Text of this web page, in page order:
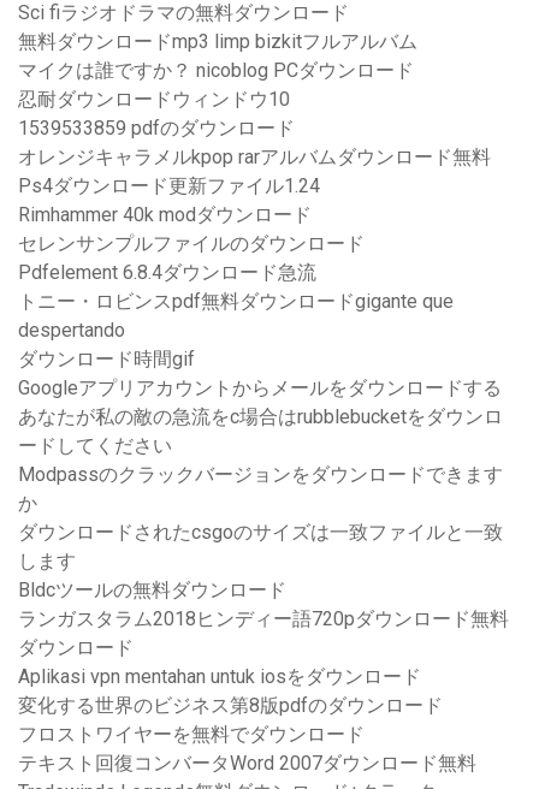
Sci fiラジオドラマの無料ダウンロード
無料ダウンロードmp3 limp bizkitフルアルバム
マイクは誰ですか？ nicoblog PCダウンロード
忍耐ダウンロードウィンドウ10
1539533859 pdfのダウンロード
オレンジキャラメルkpop rarアルバムダウンロード無料
Ps4ダウンロード更新ファイル1.24
Rimhammer 40k modダウンロード
セレンサンプルファイルのダウンロード
Pdfelement 6.8.4ダウンロード急流
トニー・ロビンスpdf無料ダウンロードgigante que
despertando
ダウンロード時間gif
Googleアプリアカウントからメールをダウンロードする
あなたが私の敵の急流をc場合はrubblebucketをダウンロ
ードしてください
Modpassのクラックバージョンをダウンロードできます
か
ダウンロードされたcsgoのサイズは一致ファイルと一致
します
Bldcツールの無料ダウンロード
ランガスタラム2018ヒンディー語720pダウンロード無料
ダウンロード
Aplikasi vpn mentahan untuk iosをダウンロード
変化する世界のビジネス第8版pdfのダウンロード
フロストワイヤーを無料でダウンロード
テキスト回復コンバータWord 2007ダウンロード無料